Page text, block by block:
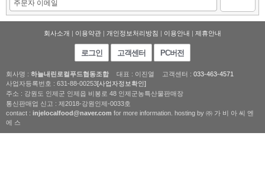
회사소개 | 이용약관 | 개인정보처리방침 | 이용안내 | 제휴안내
로그인 고객센터 PC버전
회사명 : 하늘내린로컬푸드협동조합 대표 : 이진열 고객센터 : 033-463-4571
사업자등록번호 : 631-88-00253[사업자정보확인]
주소 : 강원도 인제군 인제읍 비봉로 48 인제군농특산물판매장
통신판매업 신고 : 제2018-강원인제-0033호
contact : injelocalfood@naver.com for more information. hosting by ㈜ 가 비 아 씨 엔
에 스